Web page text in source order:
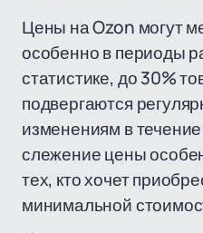
Цены на Ozon могут
особенно в периоды
статистике, до 30%
подвергаются
изменениям в
слежение цены
тех, кто хочет
минимальной